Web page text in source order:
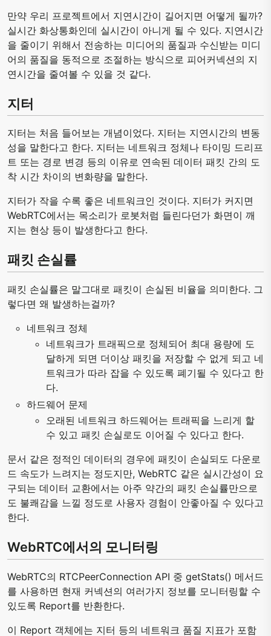
만약 우리 프로젝트에서 지연시간이 길어지면 어떻게 될까?
실시간 화상통화인데 실시간이 아니게 될 수 있다. 지연시간
을 줄이기 위해서 전송하는 미디어의 품질과 수신받는 미디
어의 품질을 동적으로 조절하는 방식으로 피어커넥션의 지
연시간을 줄여볼 수 있을 것 같다.
지터
지터는 처음 들어보는 개념이었다. 지터는 지연시간의 변동
성을 말한다고 한다. 지터는 네트워크 정체나 타이밍 드리프
트 또는 경로 변경 등의 이유로 연속된 데이터 패킷 간의 도
착 시간 차이의 변화량을 말한다.
지터가 작을 수록 좋은 네트워크인 것이다. 지터가 커지면
WebRTC에서는 목소리가 로봇처럼 들린다던가 화면이 깨
지는 현상 등이 발생한다고 한다.
패킷 손실률
패킷 손실률은 말그대로 패킷이 손실된 비율을 의미한다. 그
렇다면 왜 발생하는걸까?
네트워크 정체
네트워크가 트래픽으로 정체되어 최대 용량에 도
달하게 되면 더이상 패킷을 저장할 수 없게 되고 네
트워크가 따라 잡을 수 있도록 폐기될 수 있다고 한
다.
하드웨어 문제
오래된 네트워크 하드웨어는 트래픽을 느리게 할
수 있고 패킷 손실로도 이어질 수 있다고 한다.
문서 같은 정적인 데이터의 경우에 패킷이 손실되도 다운로
드 속도가 느려지는 정도지만, WebRTC 같은 실시간성이 요
구되는 데이터 교환에서는 아주 약간의 패킷 손실률만으로
도 불쾌감을 느낄 정도로 사용자 경험이 안좋아질 수 있다고
한다.
WebRTC에서의 모니터링
WebRTC의 RTCPeerConnection API 중 getStats() 메서드
를 사용하면 현재 커넥션의 여러가지 정보를 모니터링할 수
있도록 Report를 반환한다.
이 Report 객체에는 지터 등의 네트워크 품질 지표가 포함